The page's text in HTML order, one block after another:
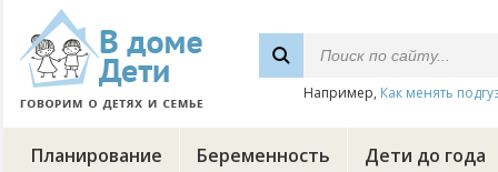
Например, Как менять
Планирование Беременность Дети до года